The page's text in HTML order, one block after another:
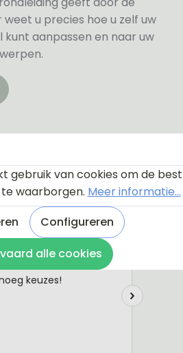
u precies hoe u zelf uw
aanpassen en naar uw
gebruik van cookies om de best
waarborgen. Meer informatie...
Configureren
alle cookies